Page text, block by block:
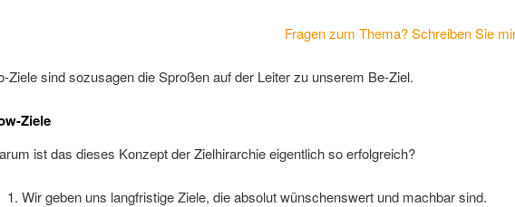
Fragen zum Thema? Schreiben Sie
Ziele sind sozusagen die Sproßen auf der Leiter zu unserem Be-Ziel.
Ziele
ist das dieses Konzept der Zielhirarchie eigentlich so erfolgreich?
Wir geben uns langfristige Ziele, die absolut wünschenswert und machbar sind.